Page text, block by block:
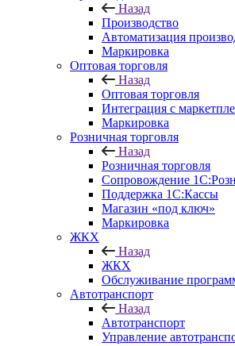
Назад
Производство
Автоматизация
Маркировка
Оптовая торговля
Назад
Оптовая торговля
Интеграция с
Маркировка
Розничная торговля
Назад
Розничная торговля
Сопровождение
Поддержка 1С:Кассы
Магазин «под ключ»
Маркировка
ЖКХ
Назад
ЖКХ
Обслуживание
Автотранспорт
Назад
Автотранспорт
Управление